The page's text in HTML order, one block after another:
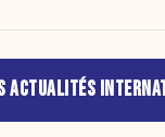
ACTUALITÉS